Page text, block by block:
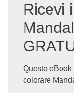
Ricevi
Questo
colorare